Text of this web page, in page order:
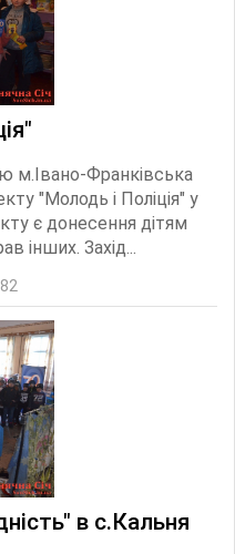
м.Івано-Франківська
"Молодь і Поліція" у
є донесення дітям
інших. Захід...
в с.Кальня